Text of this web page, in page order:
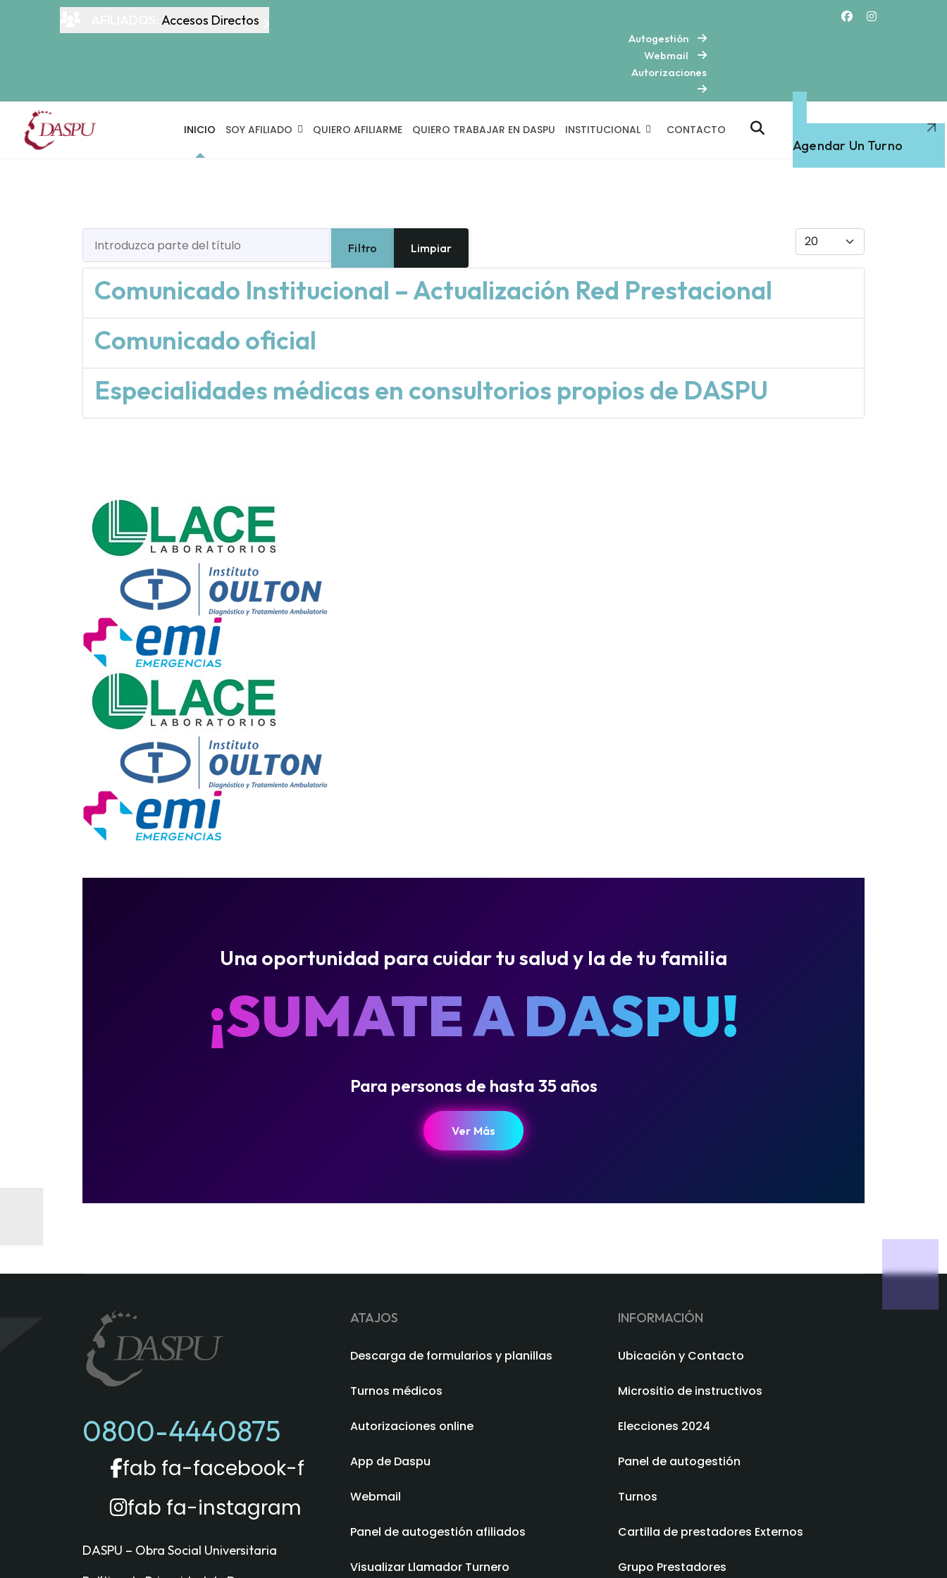
Accesos Directos
Autogestión
Webmail
Autorizaciones
INICIO SOY AFILIADO QUIERO AFILIARME QUIERO TRABAJAR EN DASPU INSTITUCIONAL CONTACTO
Agendar Un Turno
Introduzca parte del título
Filtro Limpiar
Cantidad
Comunicado Institucional – Actualización Red Prestacional
Comunicado oficial
Especialidades médicas en consultorios propios de DASPU
Una oportunidad para cuidar tu salud y la de tu familia
¡SUMATE A DASPU!
Para personas de hasta 35 años
Ver Más
0800-4440875
fab fa-facebook-f
fab fa-instagram
DASPU – Obra Social Universitaria
ATAJOS
Descarga de formularios y planillas
Turnos médicos
Autorizaciones online
App de Daspu
Webmail
Panel de autogestión afiliados
Visualizar Llamador Turnero
INFORMACIÓN
Ubicación y Contacto
Micrositio de instructivos
Elecciones 2024
Panel de autogestión
Turnos
Cartilla de prestadores Externos
Grupo Prestadores